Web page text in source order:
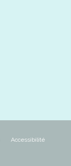
Accessibilité